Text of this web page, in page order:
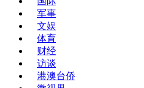
军事
文娱
体育
财经
访谈
港澳台侨